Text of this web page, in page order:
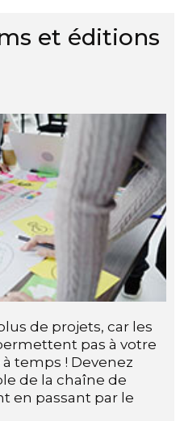
et éditions
de projets, car les
pas à votre
temps ! Devenez
de la chaîne de
en passant par le